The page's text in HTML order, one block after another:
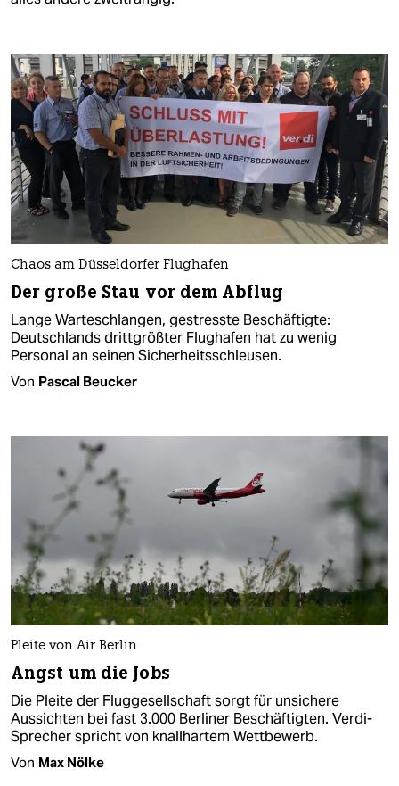
Chaos am Düsseldorfer Flughafen
Der große Stau vor dem Abflug
Lange Warteschlangen, gestresste Beschäftigte:
Deutschlands drittgrößter Flughafen hat zu wenig
Personal an seinen Sicherheitsschleusen.
Von Pascal Beucker
Pleite von Air Berlin
Angst um die Jobs
Die Pleite der Fluggesellschaft sorgt für unsichere
Aussichten bei fast 3.000 Berliner Beschäftigten. Verdi-
Sprecher spricht von knallhartem Wettbewerb.
Von Max Nölke